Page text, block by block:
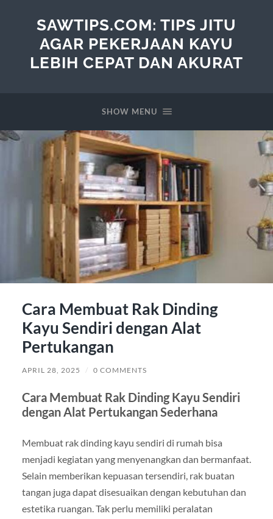
SAWTIPS.COM: TIPS JITU
AGAR PEKERJAAN KAYU
LEBIH CEPAT DAN AKURAT
SHOW MENU
Cara Membuat Rak Dinding
Kayu Sendiri dengan Alat
Pertukangan
APRIL 28, 2025 / 0 COMMENTS
Cara Membuat Rak Dinding Kayu Sendiri
dengan Alat Pertukangan Sederhana
Membuat rak dinding kayu sendiri di rumah bisa
menjadi kegiatan yang menyenangkan dan bermanfaat.
Selain memberikan kepuasan tersendiri, rak buatan
tangan juga dapat disesuaikan dengan kebutuhan dan
estetika ruangan. Tak perlu memiliki peralatan